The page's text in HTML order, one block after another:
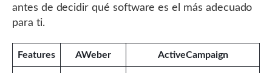
antes de decidir qué software es el más adecuado
para ti.
Features AWeber ActiveCampaign